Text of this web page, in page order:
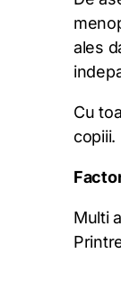
ales
Cu
copiii.
Multi